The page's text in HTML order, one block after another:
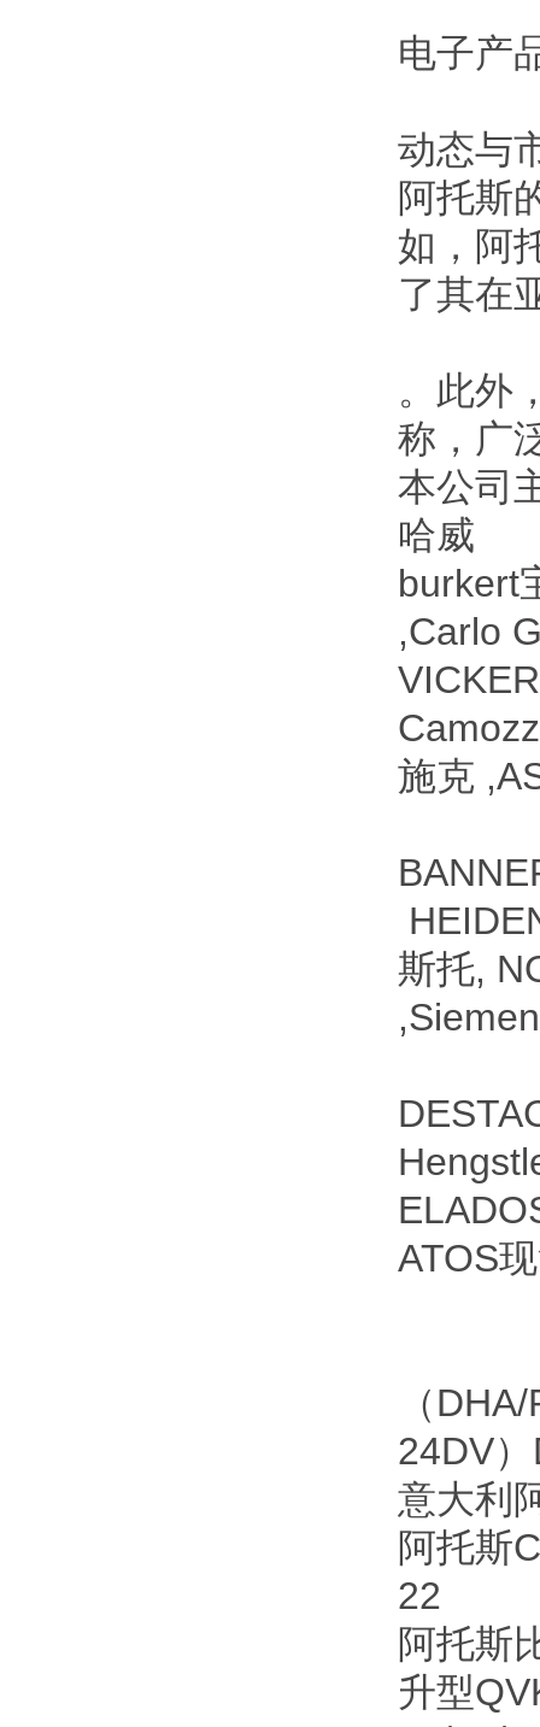
电子产
动态与
阿托斯
如，阿
了其在
。此外
称，广
本公司
哈威
burkert
,Carlo
施克
斯托,
ATOS
（
24DV
意大利
阿托斯
22
阿托斯
升型